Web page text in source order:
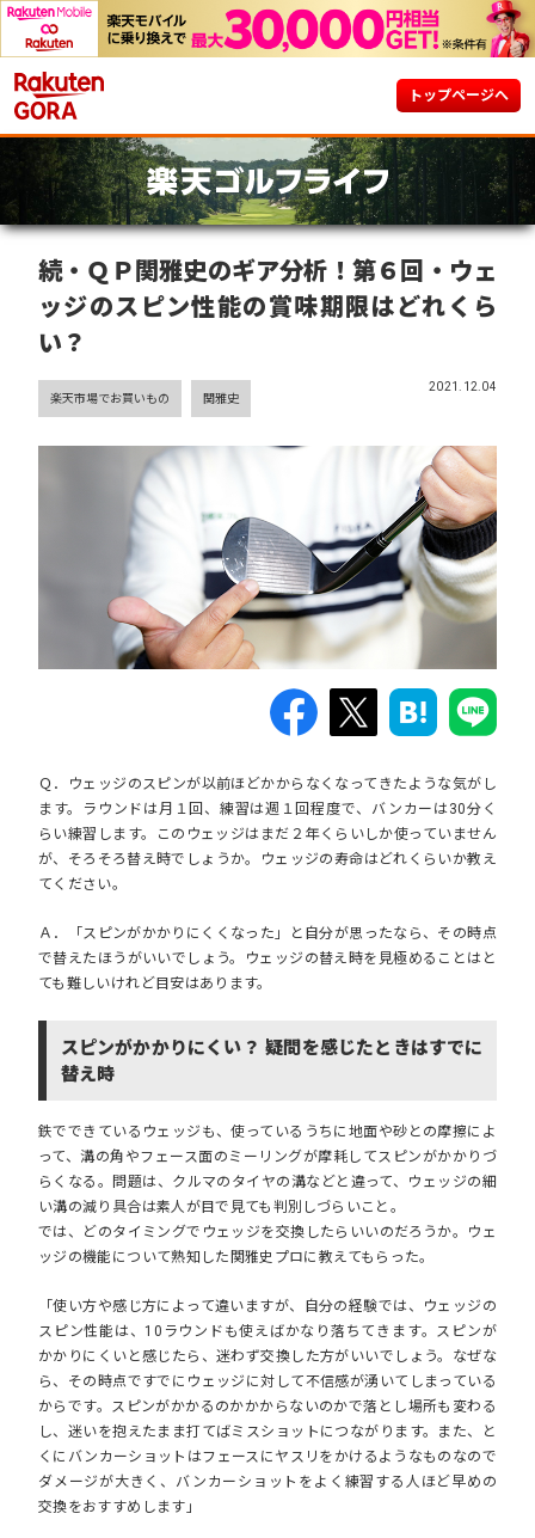
トップページへ
続・ＱＰ関雅史のギア分析！第６回・ウェ
ッジのスピン性能の賞味期限はどれくら
い？
2021.12.04
楽天市場でお買いもの
関雅史
Ｑ．ウェッジのスピンが以前ほどかからなくなってきたような気がし
ます。ラウンドは月１回、練習は週１回程度で、バンカーは30分く
らい練習します。このウェッジはまだ２年くらいしか使っていません
が、そろそろ替え時でしょうか。ウェッジの寿命はどれくらいか教え
てください。
Ａ．「スピンがかかりにくくなった」と自分が思ったなら、その時点
で替えたほうがいいでしょう。ウェッジの替え時を見極めることはと
ても難しいけれど目安はあります。
スピンがかかりにくい？ 疑問を感じたときはすでに
替え時
鉄でできているウェッジも、使っているうちに地面や砂との摩擦によ
って、溝の角やフェース面のミーリングが摩耗してスピンがかかりづ
らくなる。問題は、クルマのタイヤの溝などと違って、ウェッジの細
い溝の減り具合は素人が目で見ても判別しづらいこと。
では、どのタイミングでウェッジを交換したらいいのだろうか。ウェ
ッジの機能について熟知した関雅史プロに教えてもらった。
「使い方や感じ方によって違いますが、自分の経験では、ウェッジの
スピン性能は、10ラウンドも使えばかなり落ちてきます。スピンが
かかりにくいと感じたら、迷わず交換した方がいいでしょう。なぜな
ら、その時点ですでにウェッジに対して不信感が湧いてしまっている
からです。スピンがかかるのかかからないのかで落とし場所も変わる
し、迷いを抱えたまま打てばミスショットにつながります。また、と
くにバンカーショットはフェースにヤスリをかけるようなものなので
ダメージが大きく、バンカーショットをよく練習する人ほど早めの
交換をおすすめします」